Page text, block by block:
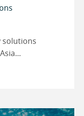
solutions